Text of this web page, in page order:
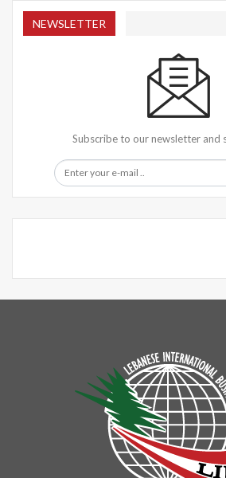
NEWSLETTER
Subscribe to our newsletter and